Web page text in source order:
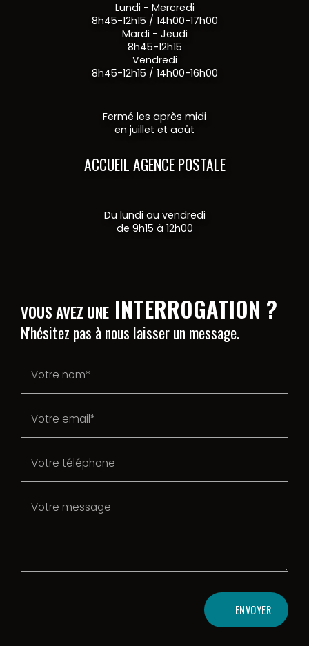
Lundi - Mercredi
8h45-12h15 / 14h00-17h00
Mardi - Jeudi
8h45-12h15
Vendredi
8h45-12h15 / 14h00-16h00
Fermé les après midi
en juillet et août
ACCUEIL AGENCE POSTALE
Du lundi au vendredi
de 9h15 à 12h00
VOUS AVEZ UNE INTERROGATION ?
N'hésitez pas à nous laisser un message.
ENVOYER